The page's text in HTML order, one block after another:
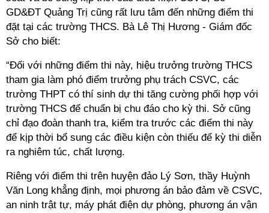
GD&ĐT Quảng Trị cũng rất lưu tâm đến những điểm thi
đặt tại các trường THCS. Bà Lê Thị Hương - Giám đốc
Sở cho biết:
“Đối với những điểm thi này, hiệu trưởng trường THCS
tham gia làm phó điểm trưởng phụ trách CSVC, các
trường THPT có thí sinh dự thi tăng cường phối hợp với
trường THCS để chuẩn bị chu đáo cho kỳ thi. Sở cũng
chỉ đạo đoàn thanh tra, kiểm tra trước các điểm thi này
để kịp thời bổ sung các điều kiện còn thiếu để kỳ thi diễn
ra nghiêm túc, chất lượng.
Riêng với điểm thi trên huyện đảo Lý Sơn, thầy Huỳnh
Văn Long khẳng định, mọi phương án bảo đảm về CSVC,
an ninh trật tự, máy phát điện dự phòng, phương án vận